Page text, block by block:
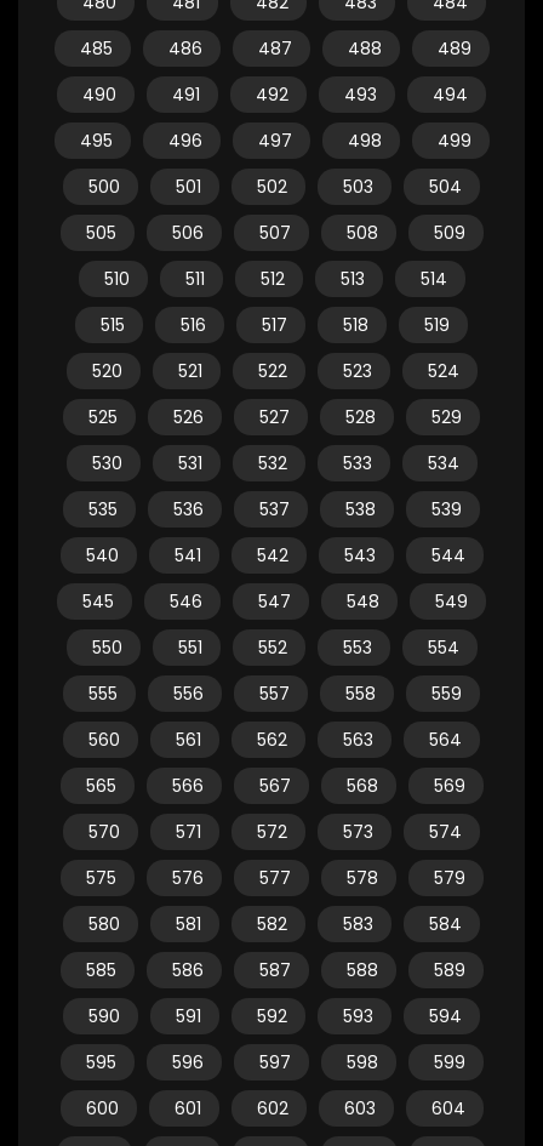
485
486 487 488
489
490
491 492 493
494
495
496 497 498
499
500
501 502 503
504
505
506 507 508
509
510
511 512 513
514
515
516 517 518
519
520
521 522 523
524
525
526 527 528
529
530
531 532 533
534
535
536 537 538
539
540
541 542 543
544
545
546 547 548
549
550
551 552 553
554
555
556 557 558
559
560
561 562 563
564
565
566 567 568
569
570
571 572 573
574
575
576 577 578
579
580
581 582 583
584
585
586 587 588
589
590
591 592 593
594
595
596 597 598
599
600
601 602 603
604